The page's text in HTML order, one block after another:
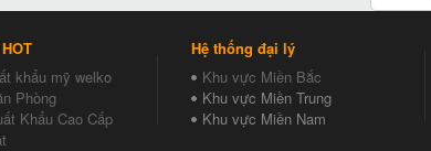
khẩu mỹ welko
Phòng
Khẩu Cao Cấp
Hệ thống đại lý
Khu vực Miền Bắc
Khu vực Miền Trung
Khu vực Miền Nam